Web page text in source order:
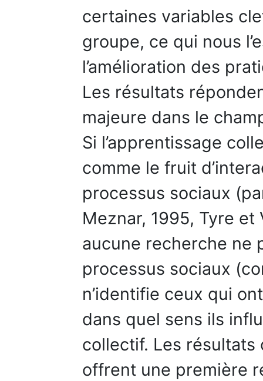
certaines variables
groupe, ce qui nous
l’amélioration des
Les résultats
majeure dans le
Si l’apprentissage
comme le fruit
processus sociaux
Meznar, 1995, Tyre et
aucune recherche ne
processus sociaux
n’identifie ceux qui
dans quel sens ils
collectif. Les
offrent une première